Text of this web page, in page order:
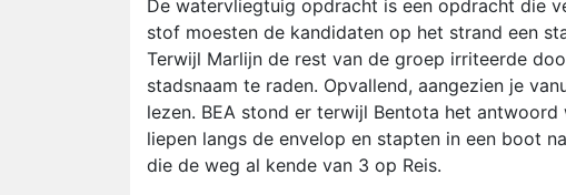
De watervliegtuig opdracht is een opdracht die
stof moesten de kandidaten op het strand een
Terwijl Marlijn de rest van de groep irriteerde
stadsnaam te raden. Opvallend, aangezien je
lezen. BEA stond er terwijl Bentota het
liepen langs de envelop en stapten in een boot
die de weg al kende van 3 op Reis.